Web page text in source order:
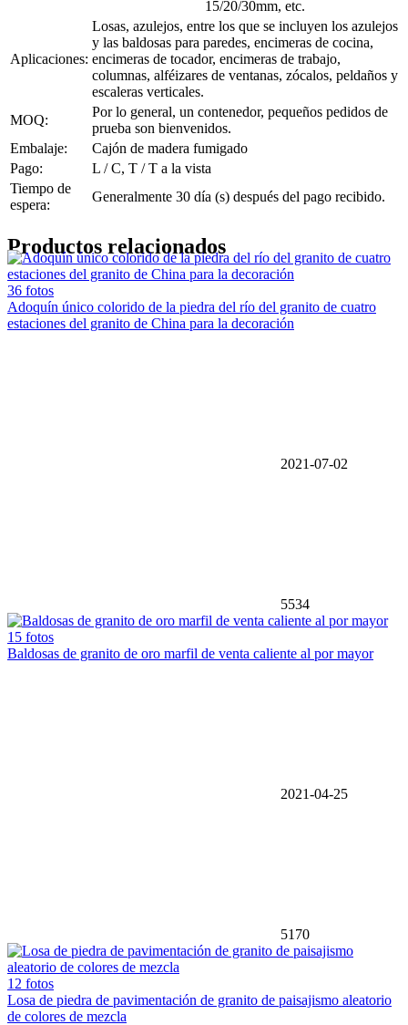
15/20/30mm, etc.
Aplicaciones:
Losas, azulejos, entre los que se incluyen los azulejos
y las baldosas para paredes, encimeras de cocina,
encimeras de tocador, encimeras de trabajo,
columnas, alféizares de ventanas, zócalos, peldaños y
escaleras verticales.
MOQ:
Por lo general, un contenedor, pequeños pedidos de
prueba son bienvenidos.
Embalaje:
Cajón de madera fumigado
Pago:
L / C, T / T a la vista
Tiempo de
espera:
Generalmente 30 día (s) después del pago recibido.
Productos relacionados
36 fotos
Adoquín único colorido de la piedra del río del granito de cuatro
estaciones del granito de China para la decoración
2021-07-02
5534
15 fotos
Baldosas de granito de oro marfil de venta caliente al por mayor
2021-04-25
5170
12 fotos
Losa de piedra de pavimentación de granito de paisajismo aleatorio
de colores de mezcla